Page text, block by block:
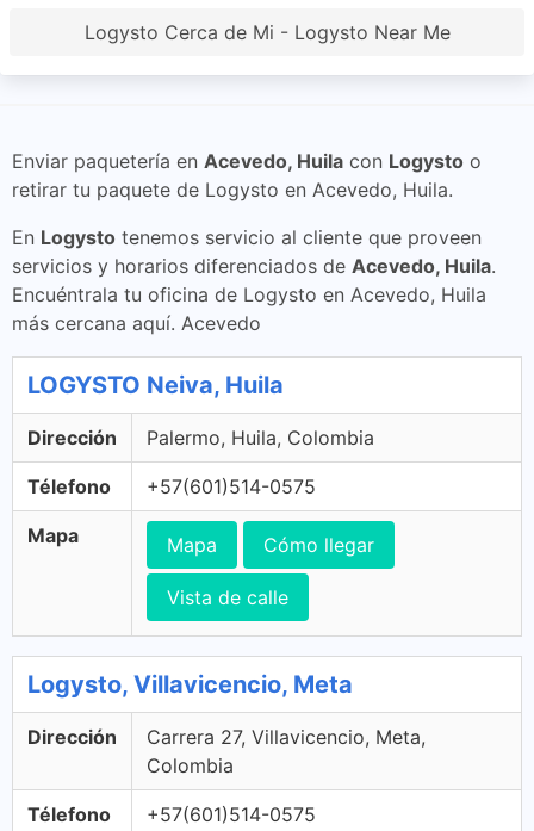
Logysto Cerca de Mi - Logysto Near Me
Enviar paquetería en Acevedo, Huila con Logysto o
retirar tu paquete de Logysto en Acevedo, Huila.
En Logysto tenemos servicio al cliente que proveen
servicios y horarios diferenciados de Acevedo, Huila.
Encuéntrala tu oficina de Logysto en Acevedo, Huila
más cercana aquí. Acevedo
LOGYSTO Neiva, Huila
Dirección Palermo, Huila, Colombia
Télefono +57(601)514-0575
Mapa Mapa Cómo llegar
Vista de calle
Logysto, Villavicencio, Meta
Dirección
Carrera 27, Villavicencio, Meta,
Colombia
Télefono +57(601)514-0575